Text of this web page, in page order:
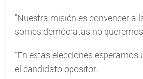
"Nuestra misión es convencer a
somos demócratas no
"En estas elecciones
el candidato opositor.